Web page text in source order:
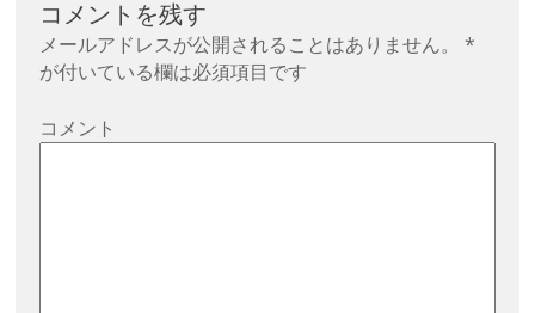
コメントを残す
メールアドレスが公開されることはありません。
*
が付いている欄は必須項目です
コメント